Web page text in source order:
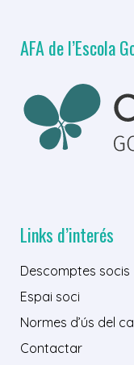
AFA de l’Escola
Links d’interés
Descomptes socis
Espai soci
Normes d’ús del
Contactar